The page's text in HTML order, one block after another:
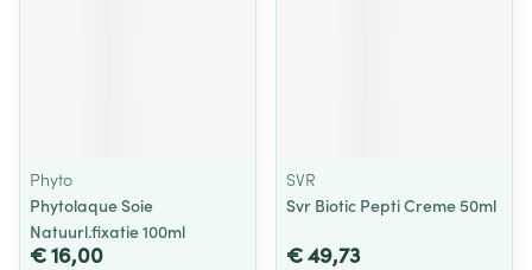
Phyto
Phytolaque Soie
Natuurl.fixatie 100ml
€ 16,00
SVR
Svr Biotic Pepti Creme 50ml
€ 49,73